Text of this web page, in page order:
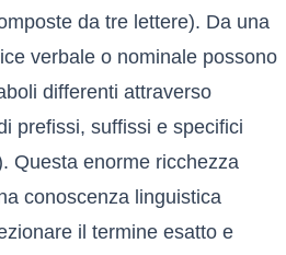
da tre lettere). Da una
verbale o nominale possono
differenti attraverso
prefissi, suffissi e specifici
Questa enorme ricchezza
conoscenza linguistica
il termine esatto e